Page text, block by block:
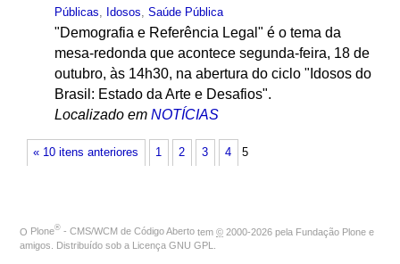
Públicas, Idosos, Saúde Pública
"Demografia e Referência Legal" é o tema da
mesa-redonda que acontece segunda-feira, 18 de
outubro, às 14h30, na abertura do ciclo "Idosos do
Brasil: Estado da Arte e Desafios".
Localizado em NOTÍCIAS
« 10 itens anteriores 1 2 3 4 5
O Plone® - CMS/WCM de Código Aberto tem © 2000-2026 pela Fundação Plone e
amigos. Distribuído sob a
Licença GNU GPL